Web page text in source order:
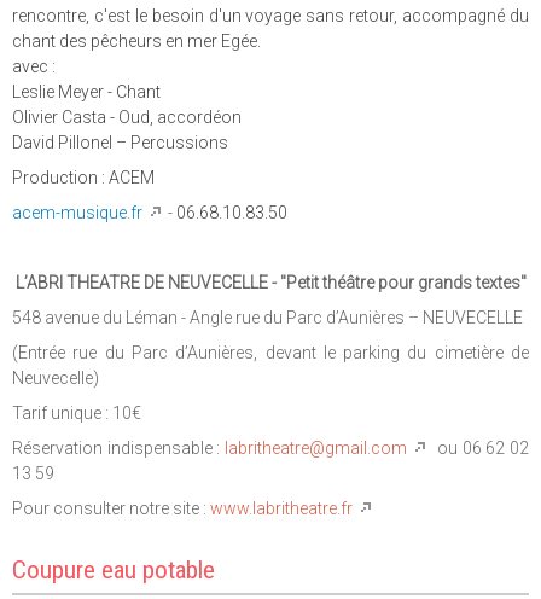
rencontre, c'est le besoin d'un voyage sans retour, accompagné du
chant des pêcheurs en mer Egée.
avec :
Leslie Meyer - Chant
Olivier Casta - Oud, accordéon
David Pillonel – Percussions
Production : ACEM
acem-musique.fr
- 06.68.10.83.50
L’ABRI THEATRE DE NEUVECELLE - "Petit théâtre pour grands textes"
548 avenue du Léman - Angle rue du Parc d’Aunières – NEUVECELLE
(Entrée rue du Parc d’Aunières, devant le parking du cimetière de
Neuvecelle)
Tarif unique : 10€
Réservation indispensable : labritheatre@gmail.com
ou 06 62 02
13 59
Pour consulter notre site : www.labritheatre.fr
Coupure eau potable